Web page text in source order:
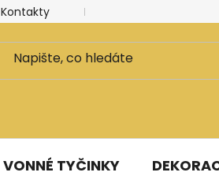
Kontakty Kancelář a ateliér
VONNÉ TYČINKY